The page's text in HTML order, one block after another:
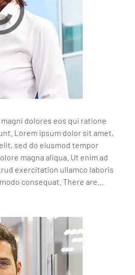
dolores eos qui ratione
Lorem ipsum dolor sit amet,
sed do eiusmod tempor
magna aliqua. Ut enim ad
exercitation ullamco laboris
consequat. There are...